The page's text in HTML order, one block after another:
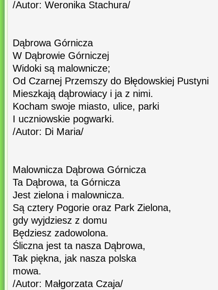
/Autor: Weronika Stachura/
Dąbrowa Górnicza
W Dąbrowie Górniczej
Widoki są malownicze;
Od Czarnej Przemszy do Błędowskiej Pustyni
Mieszkają dąbrowiacy i ja z nimi.
Kocham swoje miasto, ulice, parki
I uczniowskie pogwarki.
/Autor: Di Maria/
Malownicza Dąbrowa Górnicza
Ta Dąbrowa, ta Górnicza
Jest zielona i malownicza.
Są cztery Pogorie oraz Park Zielona,
gdy wyjdziesz z domu
Będziesz zadowolona.
Śliczna jest ta nasza Dąbrowa,
Tak piękna, jak nasza polska
mowa.
/Autor: Małgorzata Czaja/